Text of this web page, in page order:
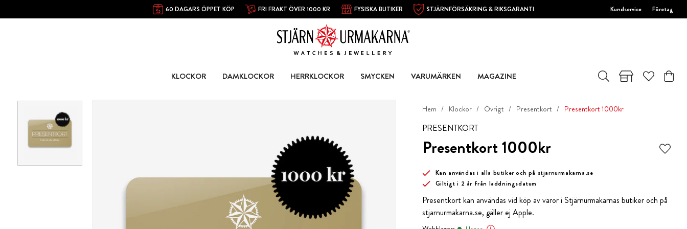
60 DAGARS ÖPPET KÖP FRI FRAKT ÖVER 1000 KR FYSISKA BUTIKER STJÄRNFÖRSÄKRING & RIKSGARANTI Kundservice Företag
KLOCKOR DAMKLOCKOR HERRKLOCKOR SMYCKEN VARUMÄRKEN MAGAZINE
Hem Klockor Övrigt Presentkort Presentkort 1000kr
PRESENTKORT
Presentkort 1000kr
Kan användas i alla butiker och på stjarnurmakarna.se
Giltigt i 2 år från laddningsdatum
Presentkort kan användas vid köp av varor i Stjärnurmakarnas butiker och på
stjarnurmakarna.se, gäller ej Apple.